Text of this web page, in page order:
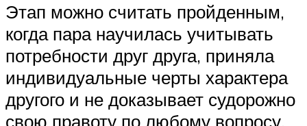
Этап можно считать пройденным,
когда пара научилась учитывать
потребности друг друга, приняла
индивидуальные черты характера
другого и не доказывает судорожно
свою правоту по любому вопросу.